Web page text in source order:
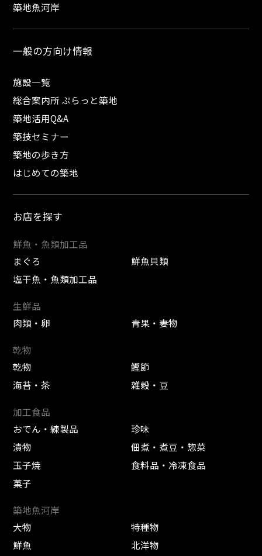
築地魚河岸
一般の方向け情報
施設一覧
総合案内所 ぷらっと築地
築地活用Q&A
築技セミナー
築地の歩き方
はじめての築地
お店を探す
鮮魚・魚類加工品
まぐろ
鮮魚貝類
塩干魚・魚類加工品
生鮮品
肉類・卵
青果・妻物
乾物
乾物
鰹節
海苔・茶
雑穀・豆
加工食品
おでん・練製品
珍味
漬物
佃煮・煮豆・惣菜
玉子焼
食料品・冷凍食品
菓子
築地魚河岸
大物
特種物
鮮魚
北洋物